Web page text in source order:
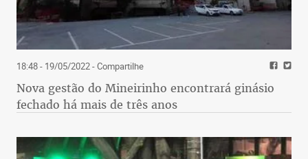
18:48 - 19/05/2022- Compartilhe
Nova gestão do Mineirinho encontrará ginásio
fechado há mais de três anos